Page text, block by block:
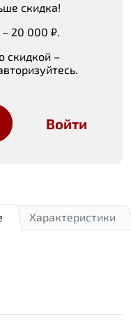
скидка!
20 000 ₽.
скидкой –
Войти
Характеристики